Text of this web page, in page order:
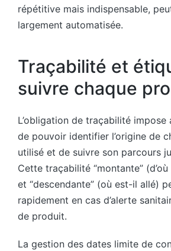
répétitive mais indispensable,
largement automatisée.
Traçabilité et
suivre chaque
L’obligation de traçabilité impose
de pouvoir identifier l’origine de
utilisé et de suivre son parcours
Cette traçabilité “montante”
et “descendante” (où est-il allé)
rapidement en cas d’alerte
de produit.
La gestion des dates limite de